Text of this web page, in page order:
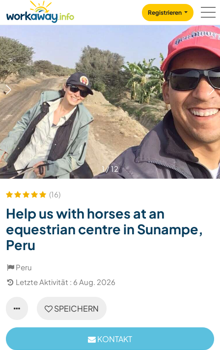
CONTENT
MAIN NAVIGATION
Registrieren
1/12
(16)
Help us with horses at an
equestrian centre in Sunampe,
Peru
Peru
Letzte Aktivität : 6 Aug. 2026
SPEICHERN
KONTAKT